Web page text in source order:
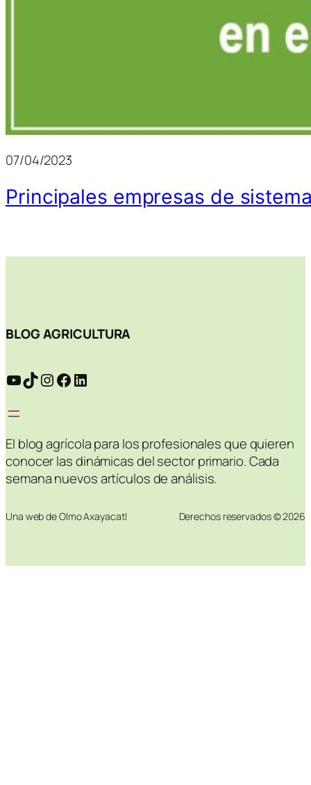
07/04/2023
Principales empresas de
BLOG AGRICULTURA
YouTube
TikTok
Instagram
Facebook
LinkedIn
El blog agrícola para los profesionales que quieren
conocer las dinámicas del sector primario. Cada
semana nuevos artículos de análisis.
Una web de Olmo Axayacatl Derechos reservados © 2026